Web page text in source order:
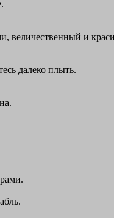
величественный и
далеко плыть.